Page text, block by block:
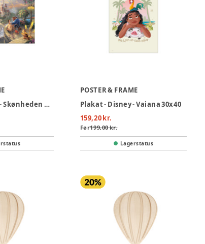
Plakat - Disney - Skønheden og udyret 30x40
POSTER & FRAME
Plakat - Disney - Vaiana 30x40
159,20 kr.
Før199,00 kr.
Lagerstatus